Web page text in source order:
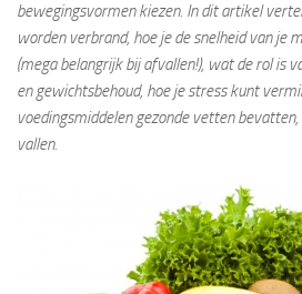
bewegingsvormen kiezen. In dit artikel
worden verbrand, hoe je de snelheid van je
(mega belangrijk bij afvallen!), wat de rol is
en gewichtsbehoud, hoe je stress kunt
voedingsmiddelen gezonde vetten
vallen.